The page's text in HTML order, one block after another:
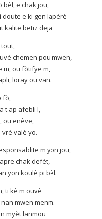
bèl, e chak jou,
e ki gen lapèrè
kalite betiz deja
tout,
chemen pou mwen,
m, ou fòtifye m,
loray ou van.
fò,
t ap afebli l,
ou enève,
vrè valè yo.
m yon jou,
chak defèt,
yon koulè pi bèl.
ti kè m ouvè
mwen menm.
myèt lanmou